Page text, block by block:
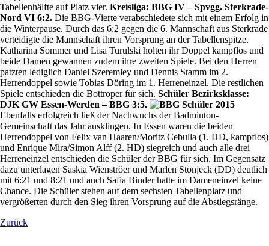
Tabellenhälfte auf Platz vier. Kreisliga: BBG IV – Spvgg. Sterkrade-
Nord VI 6:2. Die BBG-Vierte verabschiedete sich mit einem Erfolg in
die Winterpause. Durch das 6:2 gegen die 6. Mannschaft aus Sterkrade
verteidigte die Mannschaft ihren Vorsprung an der Tabellenspitze.
Katharina Sommer und Lisa Turulski holten ihr Doppel kampflos und
beide Damen gewannen zudem ihre zweiten Spiele. Bei den Herren
patzten lediglich Daniel Szeremley und Dennis Stamm im 2.
Herrendoppel sowie Tobias Döring im 1. Herreneinzel. Die restlichen
Spiele entschieden die Bottroper für sich. Schüler Bezirksklasse:
DJK GW Essen-Werden – BBG 3:5.
Ebenfalls erfolgreich ließ der Nachwuchs der Badminton-
Gemeinschaft das Jahr ausklingen. In Essen waren die beiden
Herrendoppel von Felix van Haaren/Moritz Cebulla (1. HD, kampflos)
und Enrique Mira/Simon Alff (2. HD) siegreich und auch alle drei
Herreneinzel entschieden die Schüler der BBG für sich. Im Gegensatz
dazu unterlagen Saskia Wienströer und Marlen Stonjeck (DD) deutlich
mit 6:21 und 8:21 und auch Safia Binder hatte im Dameneinzel keine
Chance. Die Schüler stehen auf dem sechsten Tabellenplatz und
vergrößerten durch den Sieg ihren Vorsprung auf die Abstiegsränge.
Zurück